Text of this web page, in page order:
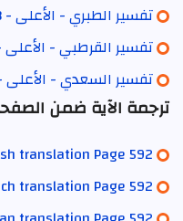
تفسير الطبري - الأعلى - 13
تفسير القرطبي - الأعلى -
تفسير السعدي - الأعلى -
ترجمة الآية ضمن
translation Page 592
translation Page 592